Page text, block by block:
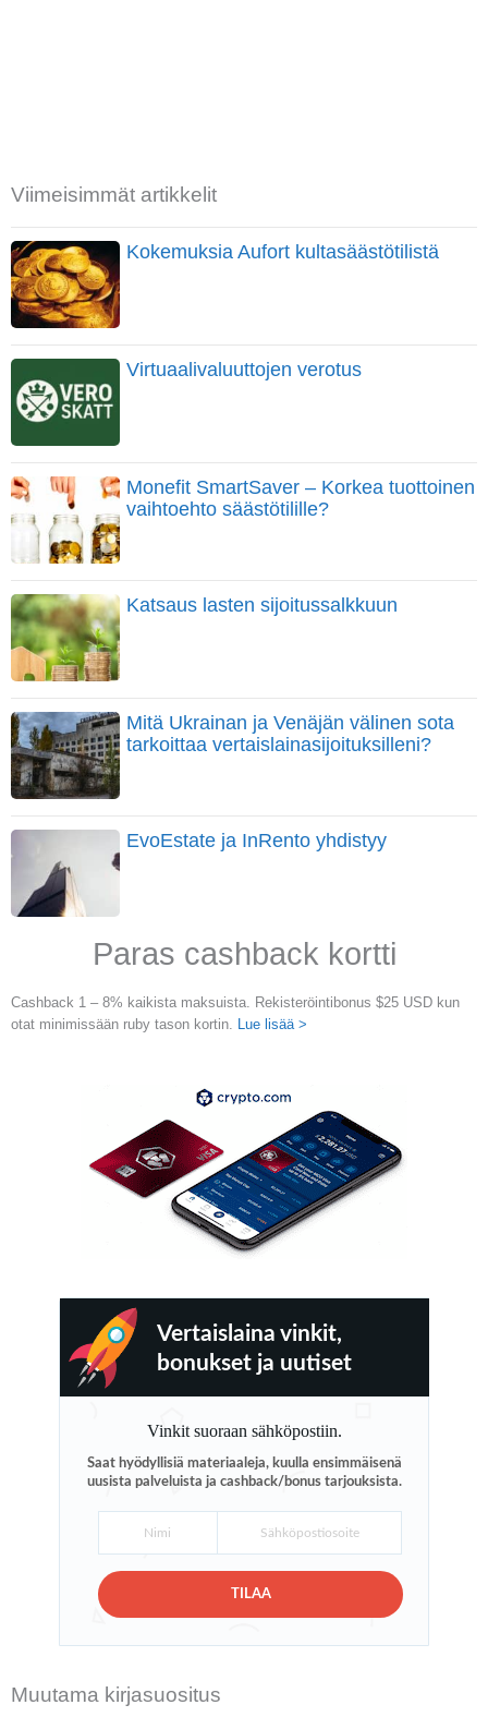
Viimeisimmät artikkelit
Kokemuksia Aufort kultasäästötilistä
Virtuaalivaluuttojen verotus
Monefit SmartSaver – Korkea tuottoinen
vaihtoehto säästötilille?
Katsaus lasten sijoitussalkkuun
Mitä Ukrainan ja Venäjän välinen sota
tarkoittaa vertaislainasijoituksilleni?
EvoEstate ja InRento yhdistyy
Paras cashback kortti
Cashback 1 – 8% kaikista maksuista. Rekisteröintibonus $25 USD kun
otat minimissään ruby tason kortin. Lue lisää >
Vertaislaina vinkit,
bonukset ja uutiset
Vinkit suoraan sähköpostiin.
Saat hyödyllisiä materiaaleja, kuulla ensimmäisenä
uusista palveluista ja cashback/bonus tarjouksista.
TILAA
Muutama kirjasuositus